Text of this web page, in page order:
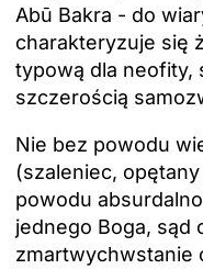
Abū Bakra - do
charakteryzuje się
typową dla neofity,
szczerością
Nie bez powodu
(szaleniec,
powodu
jednego Boga, sąd
zmartwychwstanie